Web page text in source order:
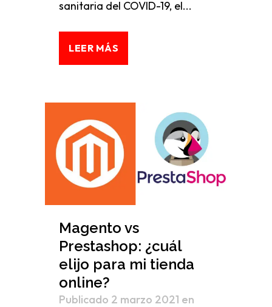
sanitaria del COVID-19, el...
LEER MÁS
Magento vs
Prestashop: ¿cuál
elijo para mi tienda
online?
Publicado 2 marzo 2021 en